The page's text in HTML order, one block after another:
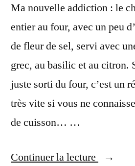
Ma nouvelle addiction : le
entier au four, avec un peu
de fleur de sel, servi avec
grec, au basilic et au citron.
juste sorti du four, c’est un
très vite si vous ne
de cuisson… …
Continuer la lecture
« Chou-